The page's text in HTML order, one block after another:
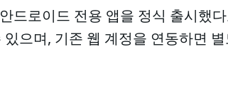
드로이드 전용 앱을 정식 출시했
으며, 기존 웹 계정을 연동하면